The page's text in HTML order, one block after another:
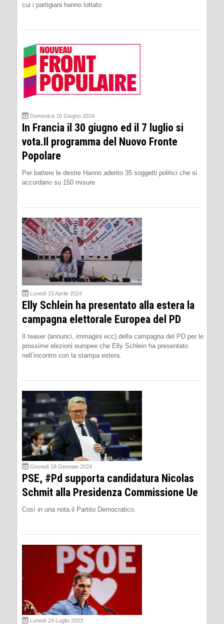
cui i partigiani hanno lottato
Domenica 16 Giugno 2024
In Francia il 30 giugno ed il 7 luglio si
vota.Il programma del Nuovo Fronte
Popolare
Per battere le destre Hanno aderito 35 soggetti politici che si
accordano su 150 misure
Lunedì 15 Aprile 2024
Elly Schlein ha presentato alla estera la
campagna elettorale Europea del PD
Il teaser (annunci, immagini ecc) della campagna del PD per le
prossime elezioni europee che Elly Schlein ha presentato
nell’incontro con la stampa estera.
Giovedì 18 Gennaio 2024
PSE, #Pd supporta candidatura Nicolas
Schmit alla Presidenza Commissione Ue
Così in una nota il Partito Democratico.
Lunedì 24 Luglio 2023